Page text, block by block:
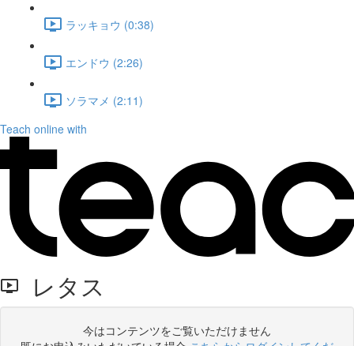
ラッキョウ (0:38)
エンドウ (2:26)
ソラマメ (2:11)
Teach online with
レタス
今はコンテンツをご覧いただけません